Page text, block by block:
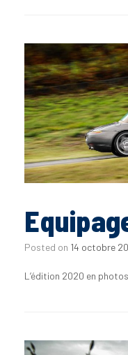
Posted on 14 octobre
L’édition 2020 en